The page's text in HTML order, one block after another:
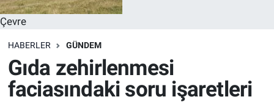
Çevre
HABERLER GÜNDEM
Gıda zehirlenmesi
faciasındaki soru işaretleri